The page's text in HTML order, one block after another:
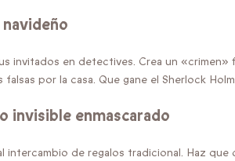
invitados en detectives. Crea un
por la casa. Que gane el Sherlock
invisible enmascarado
intercambio de regalos tradicional. Haz